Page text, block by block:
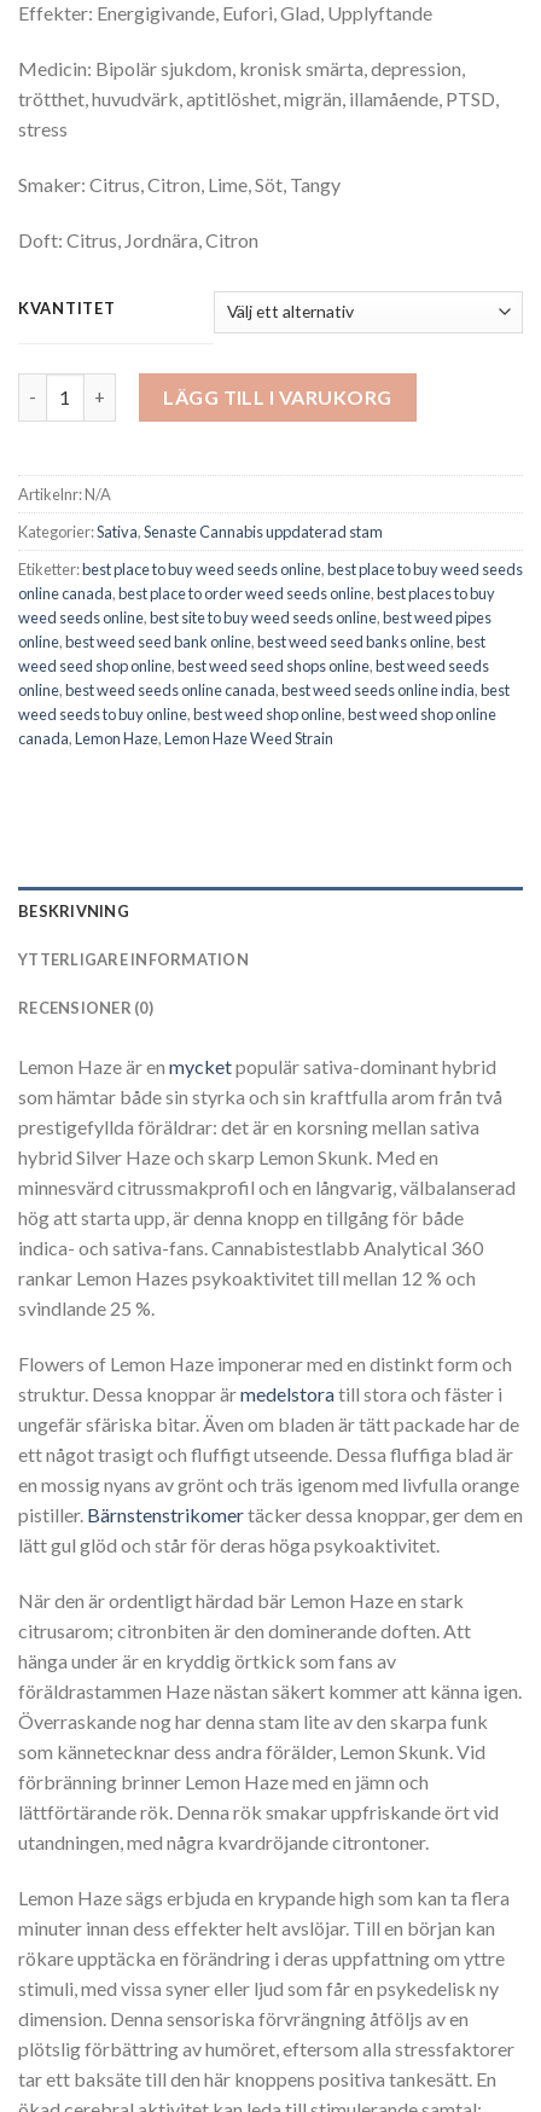
€3,400.00
Effekter: Energigivande, Eufori, Glad, Upplyftande
Medicin: Bipolär sjukdom, kronisk smärta, depression,
trötthet, huvudvärk, aptitlöshet, migrän, illamående, PTSD,
stress
Smaker: Citrus, Citron, Lime, Söt, Tangy
Doft: Citrus, Jordnära, Citron
KVANTITET
LÄGG TILL I VARUKORG
Artikelnr:N/A
Kategorier:Sativa,Senaste Cannabis uppdaterad stam
Etiketter:best place to buy weed seeds online,best place to buy weed seeds
online canada,best place to order weed seeds online,best places to buy
weed seeds online,best site to buy weed seeds online,best weed pipes
online,best weed seed bank online,best weed seed banks online,best
weed seed shop online,best weed seed shops online,best weed seeds
online,best weed seeds online canada,best weed seeds online india,best
weed seeds to buy online,best weed shop online,best weed shop online
canada,Lemon Haze,Lemon Haze Weed Strain
BESKRIVNING
YTTERLIGARE INFORMATION
RECENSIONER (0)
Lemon Haze är en mycketpopulär sativa-dominant hybrid
som hämtar både sin styrka och sin kraftfulla arom från två
prestigefyllda föräldrar: det är en korsning mellan sativa
hybrid Silver Haze och skarp Lemon Skunk. Med en
minnesvärd citrussmakprofil och en långvarig, välbalanserad
hög att starta upp, är denna knopp en tillgång för både
indica- och sativa-fans. Cannabistestlabb Analytical 360
rankar Lemon Hazes psykoaktivitet till mellan 12 % och
svindlande 25 %.
Flowers of Lemon Haze imponerar med en distinkt form och
struktur. Dessa knoppar ärmedelstoratill stora och fäster i
ungefär sfäriska bitar. Även om bladen är tätt packade har de
ett något trasigt och fluffigt utseende. Dessa fluffiga blad är
en mossig nyans av grönt och träs igenom med livfulla orange
pistiller. Bärnstenstrikomertäcker dessa knoppar, ger dem en
lätt gul glöd och står för deras höga psykoaktivitet.
När den är ordentligt härdad bär Lemon Haze en stark
citrusarom; citronbiten är den dominerande doften. Att
hänga under är en kryddig örtkick som fans av
föräldrastammen Haze nästan säkert kommer att känna igen.
Överraskande nog har denna stam lite av den skarpa funk
som kännetecknar dess andra förälder, Lemon Skunk. Vid
förbränning brinner Lemon Haze med en jämn och
lättförtärande rök. Denna rök smakar uppfriskande ört vid
utandningen, med några kvardröjande citrontoner.
Lemon Haze sägs erbjuda en krypande high som kan ta flera
minuter innan dess effekter helt avslöjar. Till en början kan
rökare upptäcka en förändring i deras uppfattning om yttre
stimuli, med vissa syner eller ljud som får en psykedelisk ny
dimension. Denna sensoriska förvrängning åtföljs av en
plötslig förbättring av humöret, eftersom alla stressfaktorer
tar ett baksäte till den här knoppens positiva tankesätt. En